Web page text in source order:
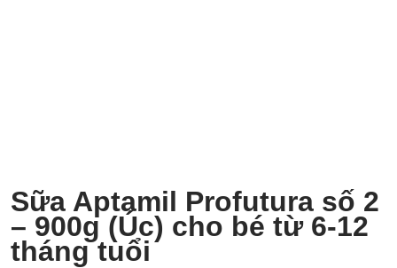
Sữa Aptamil Profutura số 2
– 900g (Úc) cho bé từ 6-12
tháng tuổi